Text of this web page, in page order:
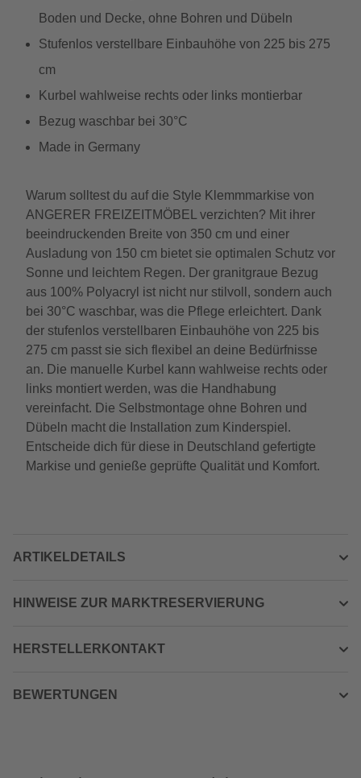
Boden und Decke, ohne Bohren und Dübeln
Stufenlos verstellbare Einbauhöhe von 225 bis 275
cm
Kurbel wahlweise rechts oder links montierbar
Bezug waschbar bei 30°C
Made in Germany
Warum solltest du auf die Style Klemmmarkise von
ANGERER FREIZEITMÖBEL verzichten? Mit ihrer
beeindruckenden Breite von 350 cm und einer
Ausladung von 150 cm bietet sie optimalen Schutz vor
Sonne und leichtem Regen. Der granitgraue Bezug
aus 100% Polyacryl ist nicht nur stilvoll, sondern auch
bei 30°C waschbar, was die Pflege erleichtert. Dank
der stufenlos verstellbaren Einbauhöhe von 225 bis
275 cm passt sie sich flexibel an deine Bedürfnisse
an. Die manuelle Kurbel kann wahlweise rechts oder
links montiert werden, was die Handhabung
vereinfacht. Die Selbstmontage ohne Bohren und
Dübeln macht die Installation zum Kinderspiel.
Entscheide dich für diese in Deutschland gefertigte
Markise und genieße geprüfte Qualität und Komfort.
ARTIKELDETAILS
HINWEISE ZUR MARKTRESERVIERUNG
HERSTELLERKONTAKT
BEWERTUNGEN